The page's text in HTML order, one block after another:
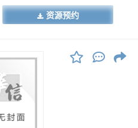
集部署场景的新一代Wi-Fi技术体
为主轴，纵向梳理了从OFDM
醒时间等核心机制。本书的特色
细阐述了基于二维马尔可夫链的
与时延的闭式解，还重点探讨了
共存策略，旨在解决“干扰受限”
资源预约